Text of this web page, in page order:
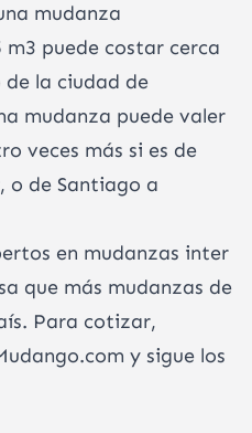
mudanza
puede costar cerca
de la ciudad de
mudanza puede valer
veces más si es de
o de Santiago a
en mudanzas inter
que más mudanzas de
Para cotizar,
y sigue los